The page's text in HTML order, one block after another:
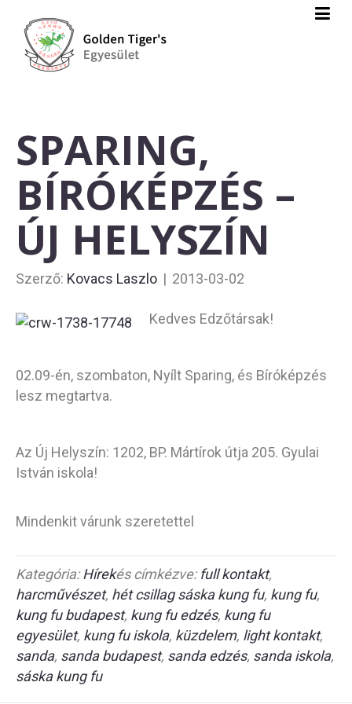
SPARING,
BÍRÓKÉPZÉS –
ÚJ HELYSZÍN
Szerző: Kovacs Laszlo | 2013-03-02
Kedves Edzőtársak!
02.09-én, szombaton, Nyílt Sparing, és Bíróképzés
lesz megtartva.
Az Új Helyszín: 1202, BP. Mártírok útja 205. Gyulai
István iskola!
Mindenkit várunk szeretettel
Kategória:Hírekés címkézve:full kontakt,
harcművészet, hét csillag sáska kung fu, kung fu,
kung fu budapest, kung fu edzés, kung fu
egyesület, kung fu iskola, küzdelem, light kontakt,
sanda, sanda budapest, sanda edzés, sanda iskola,
sáska kung fu